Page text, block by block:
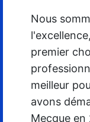
Nous
premier
meilleur
avons
Mecque